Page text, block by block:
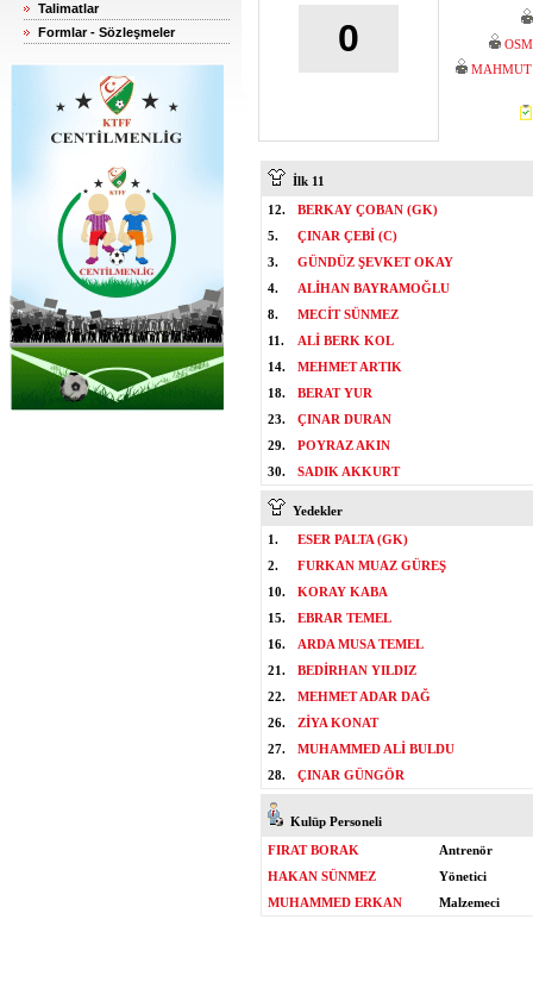
Talimatlar
Formlar - Sözleşmeler
0
MAHMUT
İlk 11
12.
BERKAY ÇOBAN (GK)
5.
ÇINAR ÇEBİ (C)
3.
GÜNDÜZ ŞEVKET OKAY
4.
ALİHAN BAYRAMOĞLU
8.
MECİT SÜNMEZ
11.
ALİ BERK KOL
14.
MEHMET ARTIK
18.
BERAT YUR
23.
ÇINAR DURAN
29.
POYRAZ AKIN
30.
SADIK AKKURT
Yedekler
1.
ESER PALTA (GK)
2.
FURKAN MUAZ GÜREŞ
10.
KORAY KABA
15.
EBRAR TEMEL
16.
ARDA MUSA TEMEL
21.
BEDİRHAN YILDIZ
22.
MEHMET ADAR DAĞ
26.
ZİYA KONAT
27.
MUHAMMED ALİ BULDU
28.
ÇINAR GÜNGÖR
Kulüp Personeli
FIRAT BORAK
Antrenör
HAKAN SÜNMEZ
Yönetici
MUHAMMED ERKAN
Malzemeci